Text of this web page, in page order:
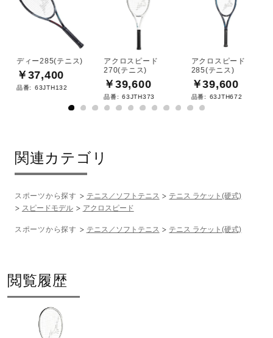
ディー285(テニス)
￥37,400
品番: 63JTH132
アクロスピード
270(テニス)
￥39,600
品番: 63JTH373
アクロスピード
285(テニス)
￥39,600
品番: 63JTH672
関連カテゴリ
スポーツから探す テニス／ソフトテニス
テニス ラケット(硬式)
スピードモデル
アクロスピード
スポーツから探す テニス／ソフトテニス テニス ラケット(硬式)
閲覧履歴